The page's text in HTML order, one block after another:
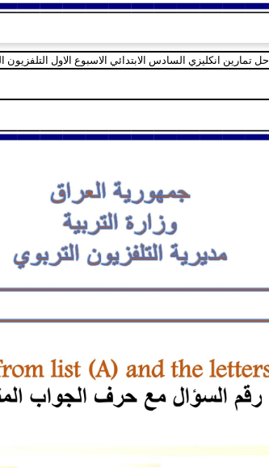
حل تمارين انكليزي السادس الابتدائي الاسبوع الاول التلفزيون